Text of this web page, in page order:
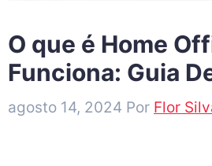
O que é Home
Funciona: Guia
agosto 14, 2024 Por Flor